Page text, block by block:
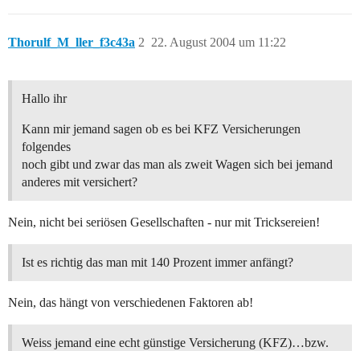
Thorulf_M_ller_f3c43a 22. August 2004 um 11:22
2
Hallo ihr
Kann mir jemand sagen ob es bei KFZ Versicherungen
folgendes
noch gibt und zwar das man als zweit Wagen sich bei jemand
anderes mit versichert?
Nein, nicht bei seriösen Gesellschaften - nur mit Tricksereien!
Ist es richtig das man mit 140 Prozent immer anfängt?
Nein, das hängt von verschiedenen Faktoren ab!
Weiss jemand eine echt günstige Versicherung (KFZ)…bzw.